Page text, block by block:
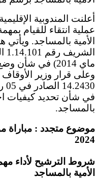
أعلنت المندوبية
عملية انتقاء للقيام
الأمية بالمساجد. ويأتي
ماي 2014) في
وعلى قرار وزير
في شأن تحديد كيفيات
بالمساجد.
موضوع متجدد : مباراة
2024
شروط الترشيح لأداء
الأمية بالمساجد